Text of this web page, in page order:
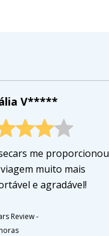
V*****
me proporcionou
muito mais
e agradável!
Review-